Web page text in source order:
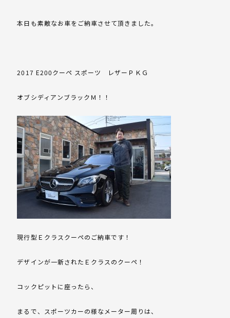
本日も素敵なお車をご納車させて頂きました。
2017 E200クーペ スポーツ レザーＰＫＧ
オブシディアンブラックＭ！！
現行型Ｅクラスクーペのご納車です！
デザインが一新されたＥクラスのクーペ！
コックピットに座ったら、
まるで、スポーツカーの様なメーター周りは、